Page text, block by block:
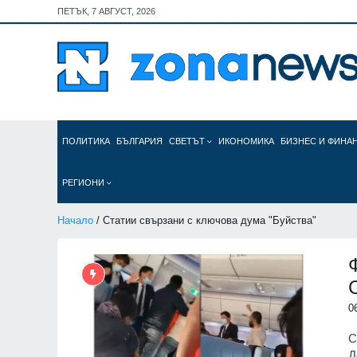
ПЕТЪК, 7 АВГУСТ, 2026
ПОЛИТИКА БЪЛГАРИЯ СВЕТЪТ ИКОНОМИКА БИЗНЕС И
РЕГИОНИ
Начало / Статии свързани с ключова дума "Буйства"